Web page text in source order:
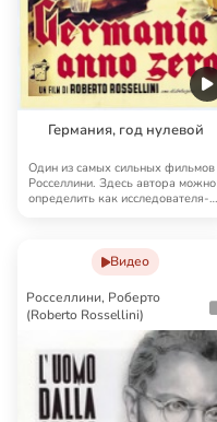
Германия, год нулевой
Один из самых сильных фильмов
Росселлини. Здесь автора можно
определить как исследователя-
Видео
Росселлини, Роберто
(Roberto Rossellini)